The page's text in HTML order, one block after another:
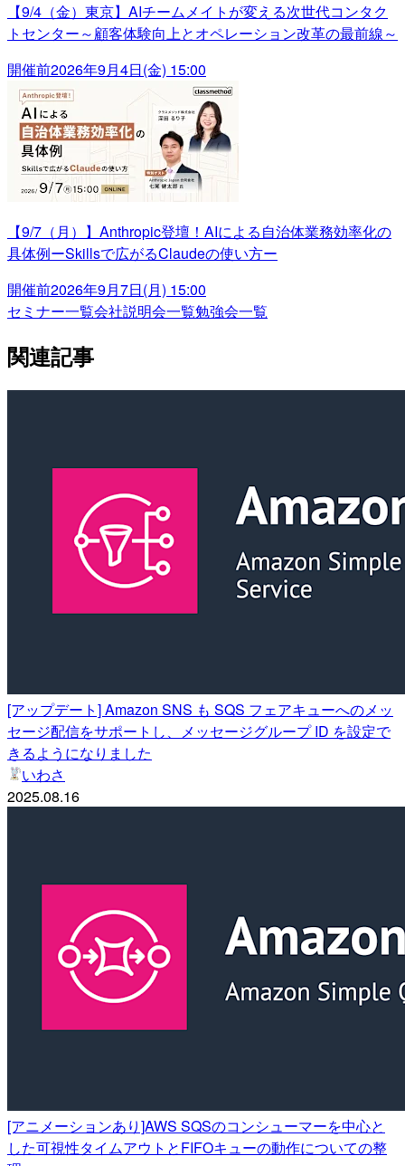
【9/4（金）東京】AIチームメイトが変える次世代コンタク
トセンター～顧客体験向上とオペレーション改革の最前線～
開催前2026年9月4日(金) 15:00
【9/7（月）】Anthropic登壇！AIによる自治体業務効率化の
具体例ーSkillsで広がるClaudeの使い方ー
開催前2026年9月7日(月) 15:00
セミナー一覧会社説明会一覧勉強会一覧
関連記事
[アップデート] Amazon SNS も SQS フェアキューへのメッ
セージ配信をサポートし、メッセージグループ ID を設定で
きるようになりました
いわさ
2025.08.16
[アニメーションあり]AWS SQSのコンシューマーを中心と
した可視性タイムアウトとFIFOキューの動作についての整